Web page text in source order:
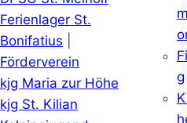
Ferienlager St.
Bonifatius
Förderverein
kjg Maria zur Höhe
kjg St. Kilian
g